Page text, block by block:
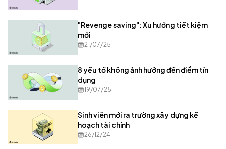
"Revenge saving": Xu hướng tiết kiệm
mới
21/07/25
8 yếu tố không ảnh hưởng đến điểm tín
dụng
19/07/25
Sinh viên mới ra trường xây dựng kế
hoạch tài chính
26/12/24